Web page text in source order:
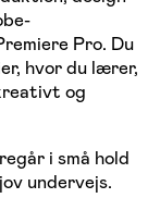
Pro. Du
hvor du lærer,
og
i små hold
undervejs.